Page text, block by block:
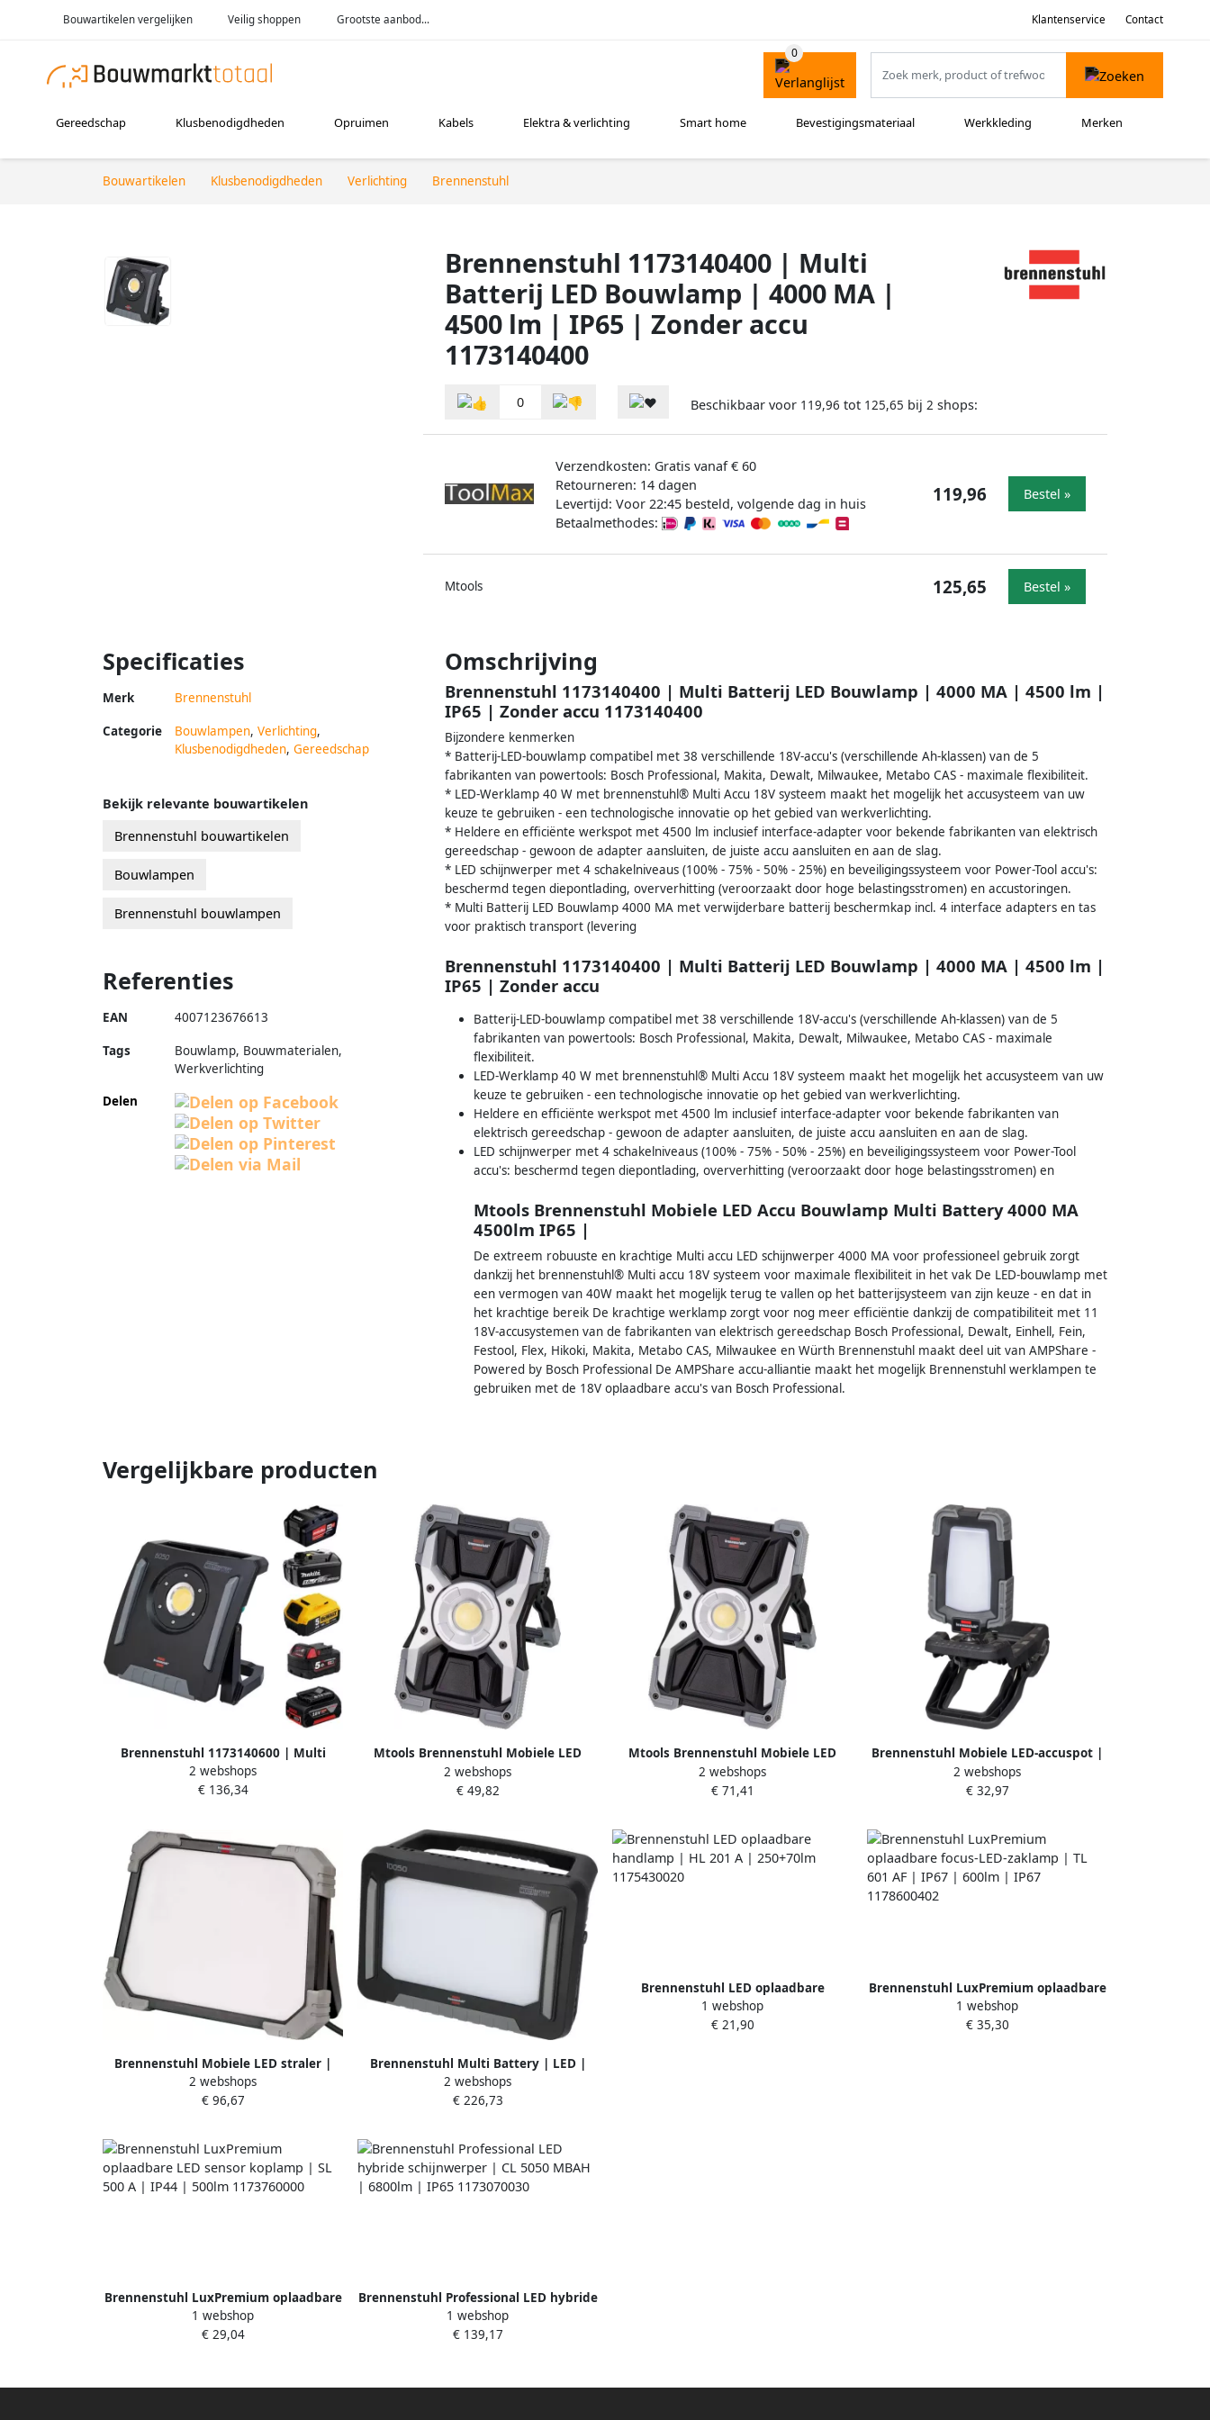
Bouwartikelen vergelijken Veilig shoppen Grootste aanbod... Klantenservice Contact
Gereedschap Klusbenodigdheden Opruimen Kabels Elektra & verlichting Smart home Bevestigingsmateriaal Werkkleding Merken
Bouwartikelen Klusbenodigdheden Verlichting Brennenstuhl
Brennenstuhl 1173140400 | Multi
Batterij LED Bouwlamp | 4000 MA |
4500 lm | IP65 | Zonder accu
1173140400
0 Beschikbaar voor 119,96 tot 125,65 bij 2 shops:
Verzendkosten: Gratis vanaf € 60
Retourneren: 14 dagen
Levertijd: Voor 22:45 besteld, volgende dag in huis
Betaalmethodes:
119,96 Bestel »
Mtools 125,65 Bestel »
Specificaties
Merk Brennenstuhl
Categorie Bouwlampen, Verlichting,
Klusbenodigdheden, Gereedschap
Omschrijving
Brennenstuhl 1173140400 | Multi Batterij LED Bouwlamp | 4000 MA | 4500 lm |
IP65 | Zonder accu 1173140400
Bijzondere kenmerken
* Batterij-LED-bouwlamp compatibel met 38 verschillende 18V-accu's (verschillende Ah-klassen) van de 5
fabrikanten van powertools: Bosch Professional, Makita, Dewalt, Milwaukee, Metabo CAS - maximale flexibiliteit.
* LED-Werklamp 40 W met brennenstuhl® Multi Accu 18V systeem maakt het mogelijk het accusysteem van uw
keuze te gebruiken - een technologische innovatie op het gebied van werkverlichting.
* Heldere en efficiënte werkspot met 4500 lm inclusief interface-adapter voor bekende fabrikanten van elektrisch
gereedschap - gewoon de adapter aansluiten, de juiste accu aansluiten en aan de slag.
* LED schijnwerper met 4 schakelniveaus (100% - 75% - 50% - 25%) en beveiligingssysteem voor Power-Tool accu's:
beschermd tegen diepontlading, oververhitting (veroorzaakt door hoge belastingsstromen) en accustoringen.
* Multi Batterij LED Bouwlamp 4000 MA met verwijderbare batterij beschermkap incl. 4 interface adapters en tas
voor praktisch transport (levering
Brennenstuhl 1173140400 | Multi Batterij LED Bouwlamp | 4000 MA | 4500 lm |
IP65 | Zonder accu
Batterij-LED-bouwlamp compatibel met 38 verschillende 18V-accu's (verschillende Ah-klassen) van de 5
fabrikanten van powertools: Bosch Professional, Makita, Dewalt, Milwaukee, Metabo CAS - maximale
flexibiliteit.
LED-Werklamp 40 W met brennenstuhl® Multi Accu 18V systeem maakt het mogelijk het accusysteem van uw
keuze te gebruiken - een technologische innovatie op het gebied van werkverlichting.
Heldere en efficiënte werkspot met 4500 lm inclusief interface-adapter voor bekende fabrikanten van
elektrisch gereedschap - gewoon de adapter aansluiten, de juiste accu aansluiten en aan de slag.
LED schijnwerper met 4 schakelniveaus (100% - 75% - 50% - 25%) en beveiligingssysteem voor Power-Tool
accu's: beschermd tegen diepontlading, oververhitting (veroorzaakt door hoge belastingsstromen) en
Mtools Brennenstuhl Mobiele LED Accu Bouwlamp Multi Battery 4000 MA
4500lm IP65 |
De extreem robuuste en krachtige Multi accu LED schijnwerper 4000 MA voor professioneel gebruik zorgt
dankzij het brennenstuhl® Multi accu 18V systeem voor maximale flexibiliteit in het vak De LED-bouwlamp met
een vermogen van 40W maakt het mogelijk terug te vallen op het batterijsysteem van zijn keuze - en dat in
het krachtige bereik De krachtige werklamp zorgt voor nog meer efficiëntie dankzij de compatibiliteit met 11
18V-accusystemen van de fabrikanten van elektrisch gereedschap Bosch Professional, Dewalt, Einhell, Fein,
Festool, Flex, Hikoki, Makita, Metabo CAS, Milwaukee en Würth Brennenstuhl maakt deel uit van AMPShare -
Powered by Bosch Professional De AMPShare accu-alliantie maakt het mogelijk Brennenstuhl werklampen te
gebruiken met de 18V oplaadbare accu's van Bosch Professional.
Bekijk relevante bouwartikelen
Brennenstuhl bouwartikelen
Bouwlampen
Brennenstuhl bouwlampen
Referenties
EAN 4007123676613
Tags
Bouwlamp, Bouwmaterialen,
Werkverlichting
Delen
Vergelijkbare producten
Brennenstuhl 1173140600 | Multi
Batterij LED Bouwlamp | Hybride |
6050 MH | 6200 lm | IP65 | Zonder
2 webshops
€ 136,34
Mtools Brennenstuhl Mobiele LED
batterijgevoede schijnwerper RUFUS
1500 MA 1500lm IP65 |
2 webshops
€ 49,82
Mtools Brennenstuhl Mobiele LED
batterijgevoede schijnwerper RUFUS
3000 MA 3000lm IP65 |
2 webshops
€ 71,41
Brennenstuhl Mobiele LED-accuspot |
CL 1050 | MA Clip | 950lm | IP65
1173070010
2 webshops
€ 32,97
Brennenstuhl Mobiele LED straler |
DINORA 5050 | IP65 | 5m | H07RN-F |
2x1 0 | 5000lm 1171580001
2 webshops
€ 96,67
Brennenstuhl Multi Battery | LED |
Accu Bouwlamp | 10050 MA | 12500lm
| IP54 | 5m RN kabel | Excl. accu
2 webshops
€ 226,73
Brennenstuhl LED oplaadbare
handlamp | HL 201 A | 250+70lm
1175430020
1 webshop
€ 21,90
Brennenstuhl LuxPremium oplaadbare
focus-LED-zaklamp | TL 601 AF | IP67 |
600lm | IP67 1178600402
1 webshop
€ 35,30
Brennenstuhl LuxPremium oplaadbare
LED sensor koplamp | SL 500 A | IP44 |
500lm 1173760000
1 webshop
€ 29,04
Brennenstuhl Professional LED hybride
schijnwerper | CL 5050 MBAH | 6800lm
| IP65 1173070030
1 webshop
€ 139,17